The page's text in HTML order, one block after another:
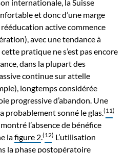
internationale, la Suisse
et donc d’une marge
active commence
avec une tendance à
cette pratique ne s’est pas encore
dans la plupart des
continue sur attelle
longtemps considérée
progressive d’abandon. Une
probablement sonné le glas. (11)
l’absence de bénéfice
lafigure 2 (12) L’utilisation
la phase postopératoire